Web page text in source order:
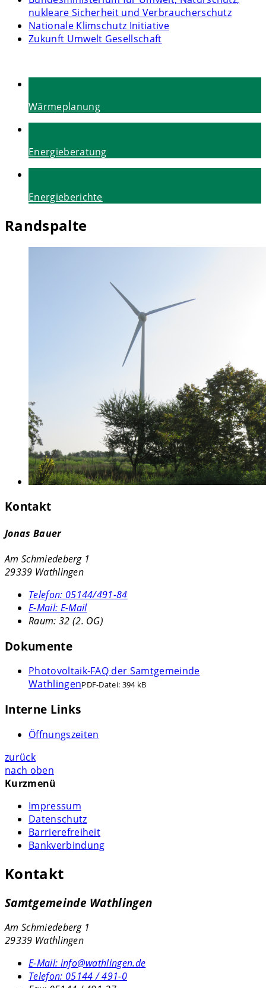
nukleare Sicherheit und Verbraucherschutz
Nationale Klimschutz Initiative
Zukunft Umwelt Gesellschaft
Wärmeplanung
Energieberatung
Energieberichte
Randspalte
Kontakt
Jonas Bauer
Am Schmiedeberg 1
29339 Wathlingen
Telefon: 05144/491-84
E-Mail: E-Mail
Raum: 32 (2. OG)
Dokumente
Photovoltaik-FAQ der Samtgemeinde
WathlingenPDF-Datei: 394 kB
Interne Links
Öffnungszeiten
zurück
nach oben
Kurzmenü
Impressum
Datenschutz
Barrierefreiheit
Bankverbindung
Kontakt
Samtgemeinde Wathlingen
Am Schmiedeberg 1
29339 Wathlingen
E-Mail: info@wathlingen.de
Telefon: 05144 / 491-0